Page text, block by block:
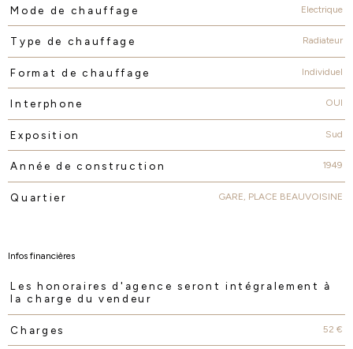
Mode de chauffage Electrique
Type de chauffage Radiateur
Format de chauffage Individuel
Interphone OUI
Exposition Sud
Année de construction 1949
Quartier GARE, PLACE BEAUVOISINE
Infos financières
Caractéristiques Valeurs
Les honoraires d'agence seront intégralement à
la charge du vendeur
Charges 52 €